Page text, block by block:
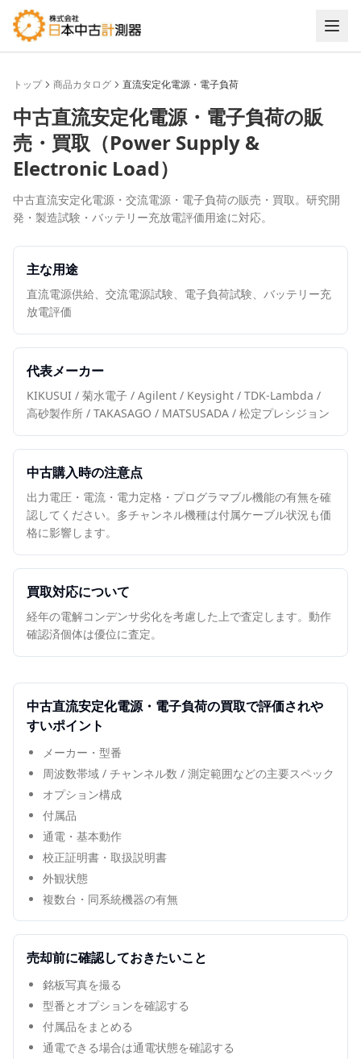
トップ 商品カタログ 直流安定化電源・電子負荷
中古直流安定化電源・電子負荷の販
売・買取（Power Supply &
Electronic Load）
中古直流安定化電源・交流電源・電子負荷の販売・買取。研究開
発・製造試験・バッテリー充放電評価用途に対応。
主な用途
直流電源供給、交流電源試験、電子負荷試験、バッテリー充
放電評価
代表メーカー
KIKUSUI / 菊水電子 / Agilent / Keysight / TDK-Lambda /
高砂製作所 / TAKASAGO / MATSUSADA / 松定プレシジョン
中古購入時の注意点
出力電圧・電流・電力定格・プログラマブル機能の有無を確
認してください。多チャンネル機種は付属ケーブル状況も価
格に影響します。
買取対応について
経年の電解コンデンサ劣化を考慮した上で査定します。動作
確認済個体は優位に査定。
中古直流安定化電源・電子負荷の買取で評価されや
すいポイント
メーカー・型番
周波数帯域 / チャンネル数 / 測定範囲などの主要スペック
オプション構成
付属品
通電・基本動作
校正証明書・取扱説明書
外観状態
複数台・同系統機器の有無
売却前に確認しておきたいこと
銘板写真を撮る
型番とオプションを確認する
付属品をまとめる
通電できる場合は通電状態を確認する